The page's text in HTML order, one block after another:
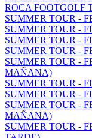
ROCA FOOTGOLF
SUMMER TOUR -
SUMMER TOUR -
SUMMER TOUR -
SUMMER TOUR -
SUMMER TOUR -
MAÑANA)
SUMMER TOUR -
SUMMER TOUR -
SUMMER TOUR -
MAÑANA)
SUMMER TOUR -